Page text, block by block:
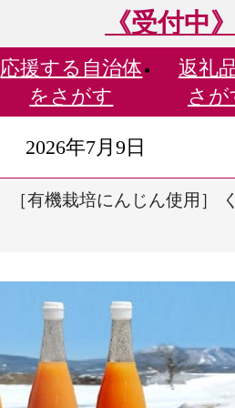
《受付中
応援する 自治体
をさがす
返礼
さが
2026年7月9日
［有機栽培にんじん使用］